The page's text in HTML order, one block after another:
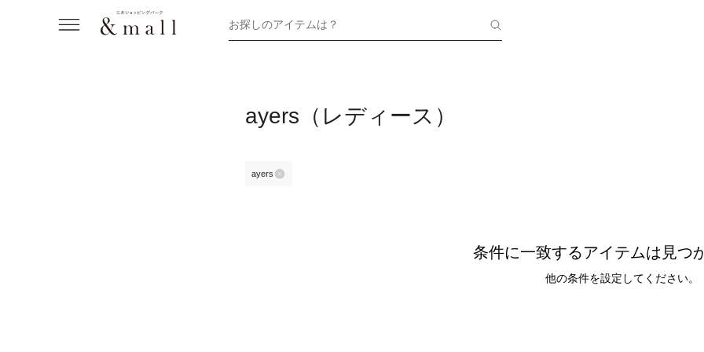
お探しのアイテムは？
ayers（レディース）
ayers
条件に一致するアイテムは見つ
他の条件を設定してください。